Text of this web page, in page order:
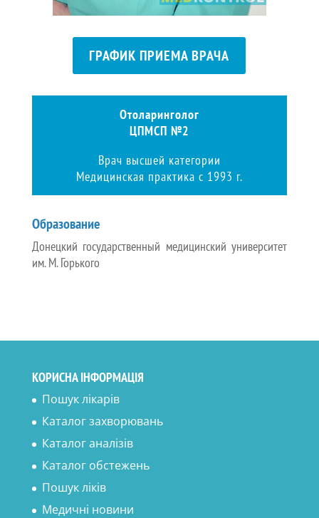
ГРАФИК ПРИЕМА ВРАЧА
Отоларинголог
ЦПМСП №2
Врач высшей категории
Медицинская практика с 1993 г.
Образование
Донецкий государственный медицинский университет
им. М. Горького
КОРИСНА ІНФОРМАЦІЯ
Пошук лікарів
Каталог захворювань
Каталог аналізів
Каталог обстежень
Пошук ліків
Медичні новини